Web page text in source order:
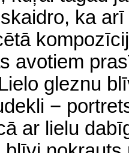
ka
avotiem
gleznu
−
ar lielu